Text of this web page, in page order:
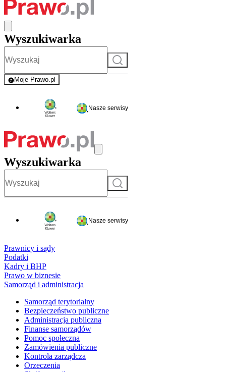
Wyszukiwarka
Szukaj
Moje Prawo.pl
- rejestracja i logowanie do serwisu
Nasze serwisy
Wyszukiwarka
Szukaj
Nasze serwisy
Prawnicy i sądy
Podatki
Kadry i BHP
Prawo w biznesie
Samorząd i administracja
Samorząd terytorialny
Bezpieczeństwo publiczne
Administracja publiczna
Finanse samorządów
Pomoc społeczna
Zamówienia publiczne
Kontrola zarządcza
Orzeczenia